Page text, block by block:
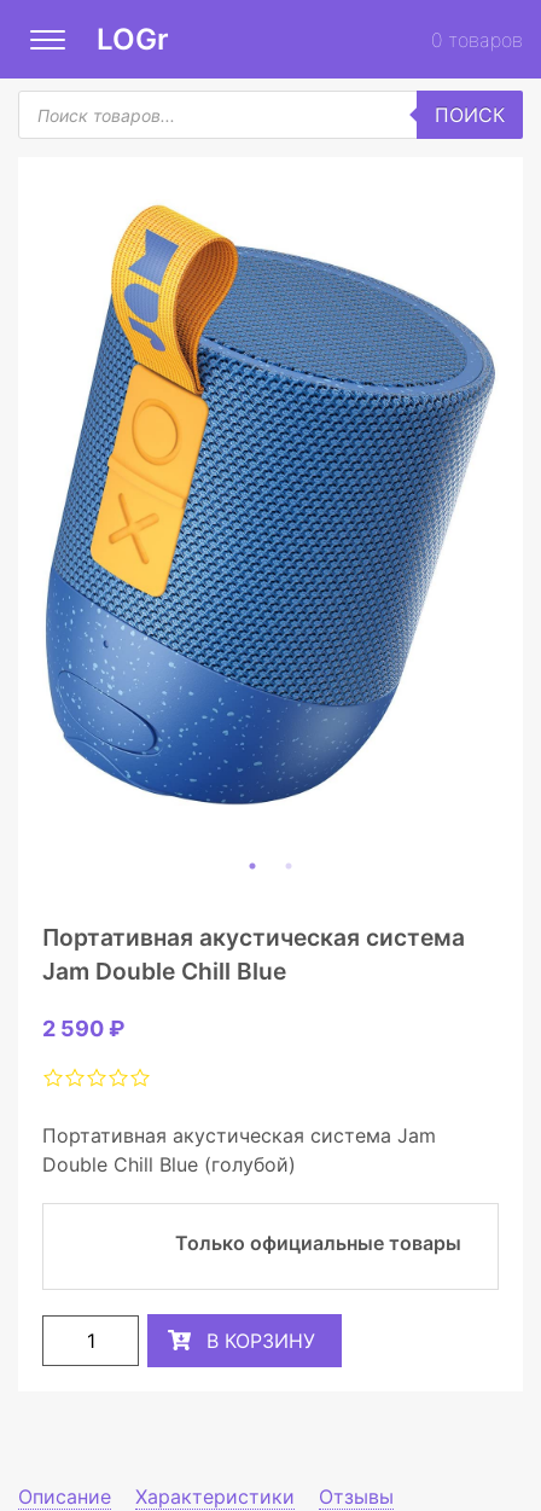
LOGr 0 товаров
Поиск
товаров
ПОИСК
Портативная акустическая система
Jam Double Chill Blue
2 590 ₽
Портативная акустическая система Jam
Double Chill Blue (голубой)
Только официальные товары
В КОРЗИНУ
Описание Характеристики Отзывы